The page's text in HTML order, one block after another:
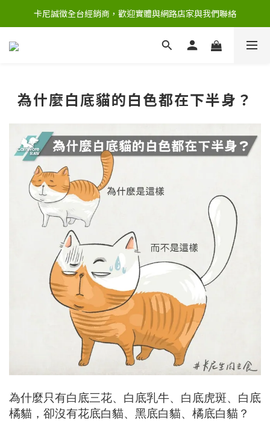
卡尼誠徵全台經銷商，歡迎實體與網路店家與我們聯絡
為什麼白底貓的白色都在下半身？
為什麼只有白底三花、白底乳牛、白底虎斑、白底
橘貓，卻沒有花底白貓、黑底白貓、橘底白貓？